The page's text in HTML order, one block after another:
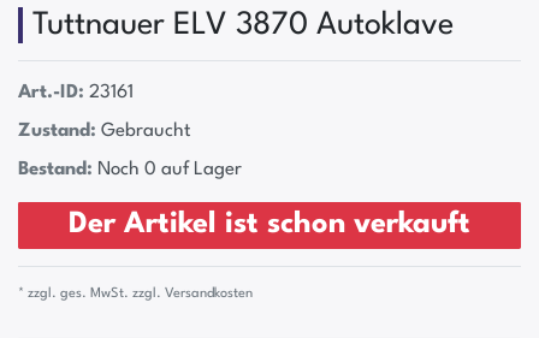
Tuttnauer ELV 3870 Autoklave
Art.-ID: 23161
Zustand: Gebraucht
Bestand: Noch 0 auf Lager
Der Artikel ist schon verkauft
* zzgl. ges. MwSt. zzgl. Versandkosten